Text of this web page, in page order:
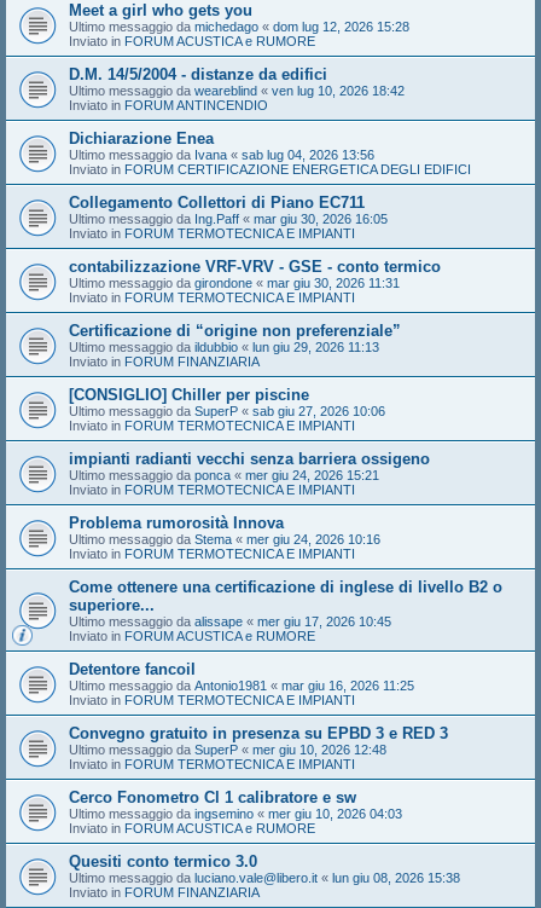
Meet a girl who gets you
Ultimo messaggio da michedago « dom lug 12, 2026 15:28
Inviato in FORUM ACUSTICA e RUMORE
D.M. 14/5/2004 - distanze da edifici
Ultimo messaggio da weareblind « ven lug 10, 2026 18:42
Inviato in FORUM ANTINCENDIO
Dichiarazione Enea
Ultimo messaggio da Ivana « sab lug 04, 2026 13:56
Inviato in FORUM CERTIFICAZIONE ENERGETICA DEGLI EDIFICI
Collegamento Collettori di Piano EC711
Ultimo messaggio da Ing.Paff « mar giu 30, 2026 16:05
Inviato in FORUM TERMOTECNICA E IMPIANTI
contabilizzazione VRF-VRV - GSE - conto termico
Ultimo messaggio da girondone « mar giu 30, 2026 11:31
Inviato in FORUM TERMOTECNICA E IMPIANTI
Certificazione di “origine non preferenziale”
Ultimo messaggio da ildubbio « lun giu 29, 2026 11:13
Inviato in FORUM FINANZIARIA
[CONSIGLIO] Chiller per piscine
Ultimo messaggio da SuperP « sab giu 27, 2026 10:06
Inviato in FORUM TERMOTECNICA E IMPIANTI
impianti radianti vecchi senza barriera ossigeno
Ultimo messaggio da ponca « mer giu 24, 2026 15:21
Inviato in FORUM TERMOTECNICA E IMPIANTI
Problema rumorosità Innova
Ultimo messaggio da Stema « mer giu 24, 2026 10:16
Inviato in FORUM TERMOTECNICA E IMPIANTI
Come ottenere una certificazione di inglese di livello B2 o
superiore...
Ultimo messaggio da alissape « mer giu 17, 2026 10:45
Inviato in FORUM ACUSTICA e RUMORE
Detentore fancoil
Ultimo messaggio da Antonio1981 « mar giu 16, 2026 11:25
Inviato in FORUM TERMOTECNICA E IMPIANTI
Convegno gratuito in presenza su EPBD 3 e RED 3
Ultimo messaggio da SuperP « mer giu 10, 2026 12:48
Inviato in FORUM TERMOTECNICA E IMPIANTI
Cerco Fonometro Cl 1 calibratore e sw
Ultimo messaggio da ingsemino « mer giu 10, 2026 04:03
Inviato in FORUM ACUSTICA e RUMORE
Quesiti conto termico 3.0
Ultimo messaggio da luciano.vale@libero.it « lun giu 08, 2026 15:38
Inviato in FORUM FINANZIARIA